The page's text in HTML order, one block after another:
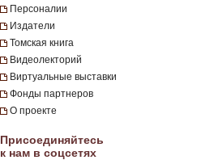
Персоналии
Издатели
Томская книга
Видеолекторий
Виртуальные выставки
Фонды партнеров
О проекте
Присоединяйтесь
к нам в соцсетях